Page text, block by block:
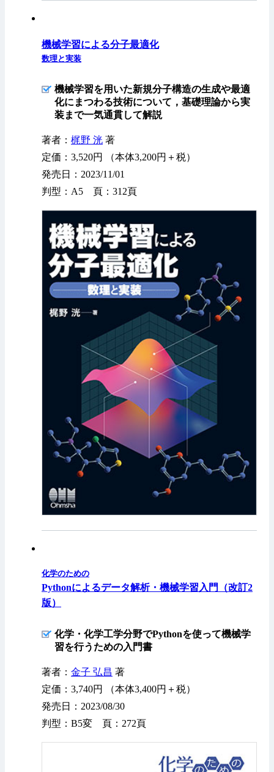
機械学習による分子最適化
数理と実装
機械学習を用いた新規分子構造の生成や最適
化にまつわる技術について，基礎理論から実
装まで一気通貫して解説
著者： 梶野 洸 著
定価：3,520円 （本体3,200円＋税）
発売日：2023/11/01
判型：A5 頁：312頁
化学のための
Pythonによるデータ解析・機械学習入門（改訂2
版）
化学・化学工学分野でPythonを使って機械学
習を行うための入門書
著者： 金子 弘昌 著
定価：3,740円 （本体3,400円＋税）
発売日：2023/08/30
判型：B5変 頁：272頁